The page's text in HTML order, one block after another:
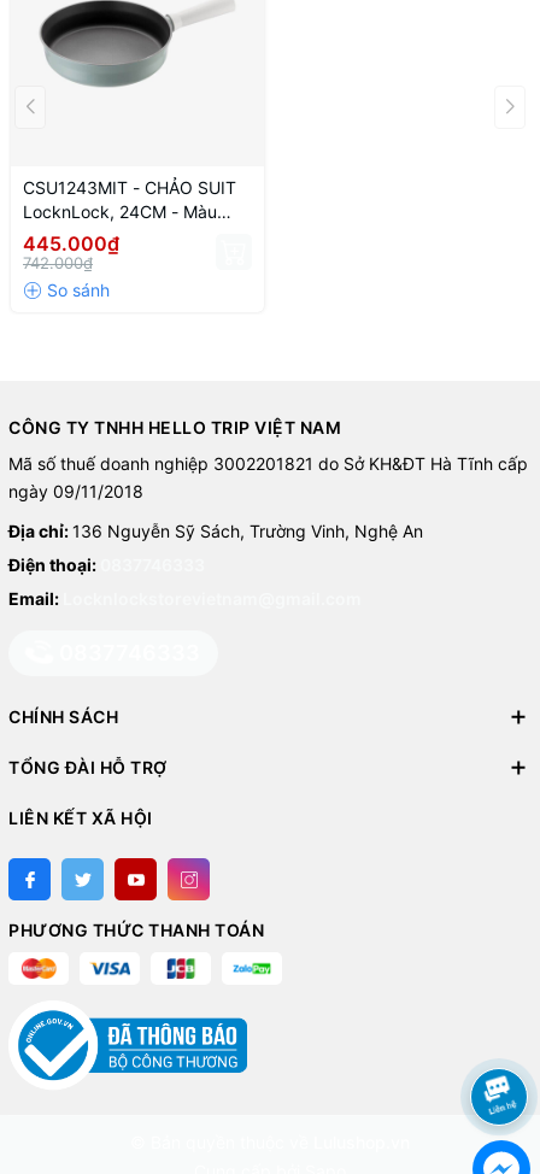
CSU1243MIT - CHẢO SUIT
LocknLock, 24CM - Màu
Mint
445.000₫
742.000₫
CÔNG TY TNHH HELLO TRIP VIỆT NAM
Mã số thuế doanh nghiệp 3002201821 do Sở KH&ĐT Hà Tĩnh cấp
ngày 09/11/2018
Địa chỉ:136 Nguyễn Sỹ Sách, Trường Vinh, Nghệ An
Điện thoại:
Email:
CHÍNH SÁCH
TỔNG ĐÀI HỖ TRỢ
LIÊN KẾT XÃ HỘI
PHƯƠNG THỨC THANH TOÁN